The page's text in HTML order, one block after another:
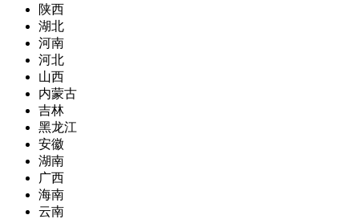
陕西
湖北
河南
河北
山西
内蒙古
吉林
黑龙江
安徽
湖南
广西
海南
云南